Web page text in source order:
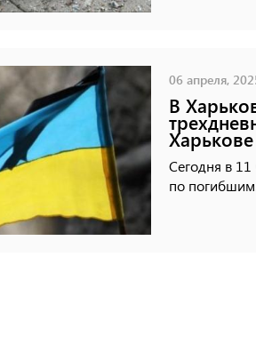
06 апреля,
В
Сегодня в
по